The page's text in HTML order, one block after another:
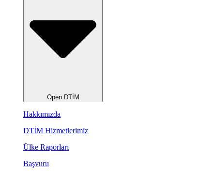
Open DTİM
Hakkımızda
DTİM Hizmetlerimiz
Ülke Raporları
Başvuru